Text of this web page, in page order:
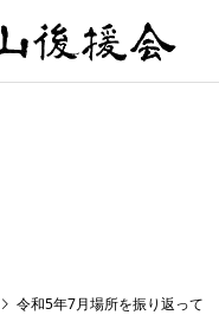
令和5年7月場所を振り返って